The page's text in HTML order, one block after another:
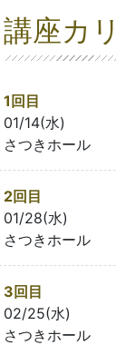
講座カ
1回目
01/14(水)
さつきホール
2回目
01/28(水)
さつきホール
3回目
02/25(水)
さつきホール